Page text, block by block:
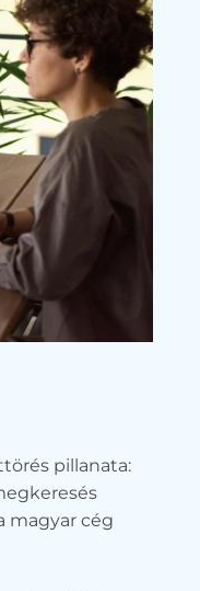
pillanata:
magyar cég